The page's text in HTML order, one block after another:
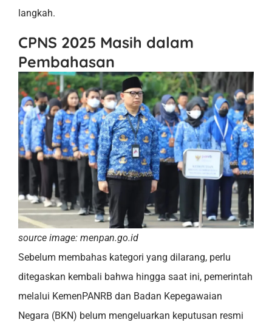
langkah.
CPNS 2025 Masih dalam
Pembahasan
source image: menpan.go.id
Sebelum membahas kategori yang dilarang, perlu
ditegaskan kembali bahwa hingga saat ini, pemerintah
melalui KemenPANRB dan Badan Kepegawaian
Negara (BKN) belum mengeluarkan keputusan resmi